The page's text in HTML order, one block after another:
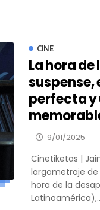
CINE
La hora
perfecta
9/01/2025
Cinetiketas |
largometraje de
hora de la